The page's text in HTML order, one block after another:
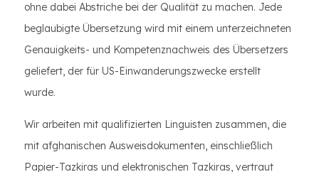
ohne dabei Abstriche bei der Qualität zu machen. Jede
beglaubigte Übersetzung wird mit einem unterzeichneten
Genauigkeits- und Kompetenznachweis des Übersetzers
geliefert, der für US-Einwanderungszwecke erstellt
wurde.
Wir arbeiten mit qualifizierten Linguisten zusammen, die
mit afghanischen Ausweisdokumenten, einschließlich
Papier-Tazkiras und elektronischen Tazkiras, vertraut